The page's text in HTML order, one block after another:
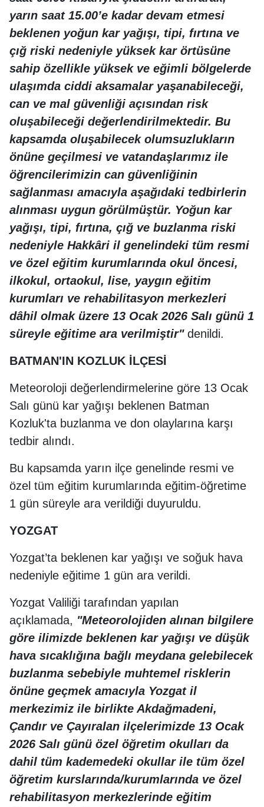
yarın saat 15.00’e kadar devam etmesi
beklenen yoğun kar yağışı, tipi, fırtına ve
çığ riski nedeniyle yüksek kar örtüsüne
sahip özellikle yüksek ve eğimli bölgelerde
ulaşımda ciddi aksamalar yaşanabileceği,
can ve mal güvenliği açısından risk
oluşabileceği değerlendirilmektedir. Bu
kapsamda oluşabilecek olumsuzlukların
önüne geçilmesi ve vatandaşlarımız ile
öğrencilerimizin can güvenliğinin
sağlanması amacıyla aşağıdaki tedbirlerin
alınması uygun görülmüştür. Yoğun kar
yağışı, tipi, fırtına, çığ ve buzlanma riski
nedeniyle Hakkâri il genelindeki tüm resmi
ve özel eğitim kurumlarında okul öncesi,
ilkokul, ortaokul, lise, yaygın eğitim
kurumları ve rehabilitasyon merkezleri
dâhil olmak üzere 13 Ocak 2026 Salı günü 1
süreyle eğitime ara verilmiştir"denildi.
BATMAN'IN KOZLUK İLÇESİ
Meteoroloji değerlendirmelerine göre 13 Ocak
Salı günü kar yağışı beklenen Batman
Kozluk'ta buzlanma ve don olaylarına karşı
tedbir alındı.
Bu kapsamda yarın ilçe genelinde resmi ve
özel tüm eğitim kurumlarında eğitim-öğretime
1 gün süreyle ara verildiği duyuruldu.
YOZGAT
Yozgat’ta beklenen kar yağışı ve soğuk hava
nedeniyle eğitime 1 gün ara verildi.
Yozgat Valiliği tarafından yapılan
açıklamada, "Meteorolojiden alınan bilgilere
göre ilimizde beklenen kar yağışı ve düşük
hava sıcaklığına bağlı meydana gelebilecek
buzlanma sebebiyle muhtemel risklerin
önüne geçmek amacıyla Yozgat il
merkezimiz ile birlikte Akdağmadeni,
Çandır ve Çayıralan ilçelerimizde 13 Ocak
2026 Salı günü özel öğretim okulları da
dahil tüm kademedeki okullar ile tüm özel
öğretim kurslarında/kurumlarında ve özel
rehabilitasyon merkezlerinde eğitim